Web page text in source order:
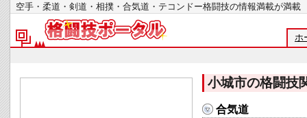
空手・柔道・剣道・相撲・合気道・テコンドー格闘技の情報満載が
ホ
小城市の格闘技
合気道